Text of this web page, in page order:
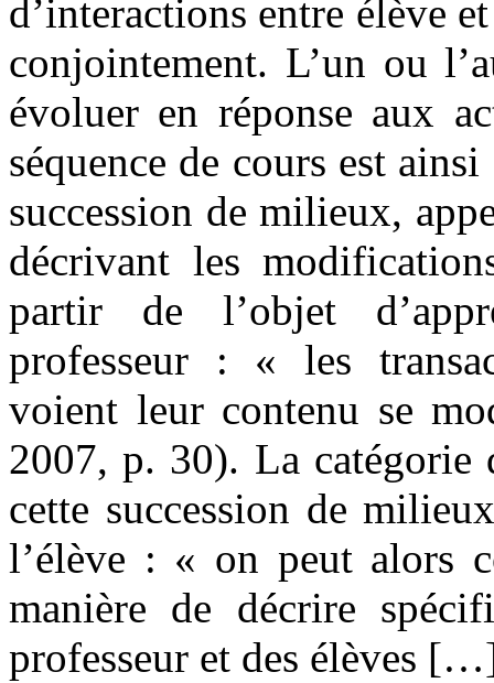
d’interactions entre élève
conjointement. L’un ou
évoluer en réponse aux
séquence de cours est
succession de milieux,
décrivant les
partir de l’objet
professeur : « les
voient leur contenu se
2007, p. 30). La catégorie
cette succession de
l’élève : « on peut alors
manière de décrire
professeur et des élèves